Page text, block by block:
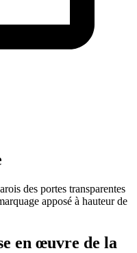
des portes transparentes
apposé à hauteur de
en œuvre de la